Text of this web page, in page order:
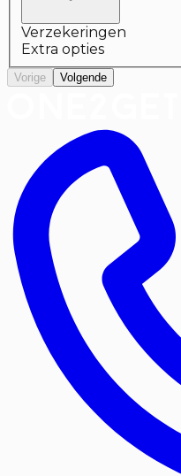
Verzekeringen
Extra opties
Vorige Volgende